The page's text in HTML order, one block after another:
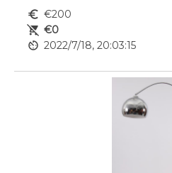
euro_symbol €200
remove_shopping_cart €0
av_timer 2022/7/18, 20:03:15